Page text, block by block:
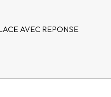
AVEC REPONSE